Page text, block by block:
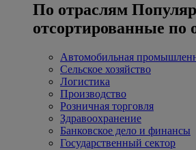
По отраслям
отсортированные по
Автомобильная
Сельское хозяйство
Логистика
Производство
Розничная торговля
Здравоохранение
Банковское дело и финансы
Государственный сектор